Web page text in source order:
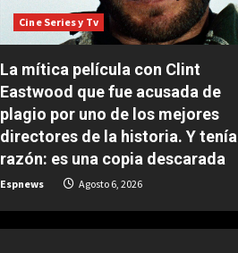
Cine Series y Tv
La mítica película con Clint
Eastwood que fue acusada de
plagio por uno de los mejores
directores de la historia. Y tenía
razón: es una copia descarada
Espnews Agosto 6, 2026